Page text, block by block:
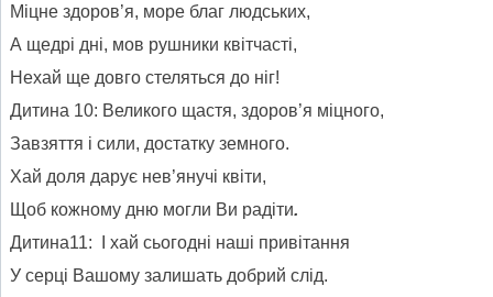
Міцне здоров’я, море благ людських,
А щедрі дні, мов рушники квітчасті,
Нехай ще довго стеляться до ніг!
Дитина 10: Великого щастя, здоров’я міцного,
Завзяття і сили, достатку земного.
Хай доля дарує нев’янучі квіти,
Щоб кожному дню могли Ви радіти.
Дитина11: І хай сьогодні наші привітання
У серці Вашому залишать добрий слід.